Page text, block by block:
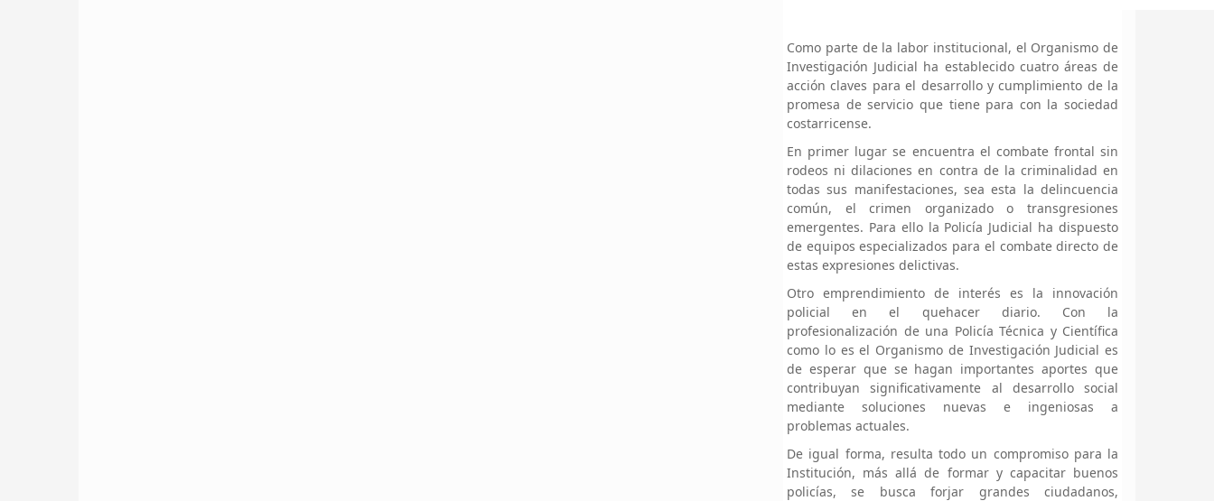
Como parte de la labor institucional, el Organismo de
Investigación Judicial ha establecido cuatro áreas de
acción claves para el desarrollo y cumplimiento de la
promesa de servicio que tiene para con la sociedad
costarricense.
En primer lugar se encuentra el combate frontal sin
rodeos ni dilaciones en contra de la criminalidad en
todas sus manifestaciones, sea esta la delincuencia
común, el crimen organizado o transgresiones
emergentes. Para ello la Policía Judicial ha dispuesto
de equipos especializados para el combate directo de
estas expresiones delictivas.
Otro emprendimiento de interés es la innovación
policial en el quehacer diario. Con la
profesionalización de una Policía Técnica y Científica
como lo es el Organismo de Investigación Judicial es
de esperar que se hagan importantes aportes que
contribuyan significativamente al desarrollo social
mediante soluciones nuevas e ingeniosas a
problemas actuales.
De igual forma, resulta todo un compromiso para la
Institución, más allá de formar y capacitar buenos
policías, se busca forjar grandes ciudadanos,